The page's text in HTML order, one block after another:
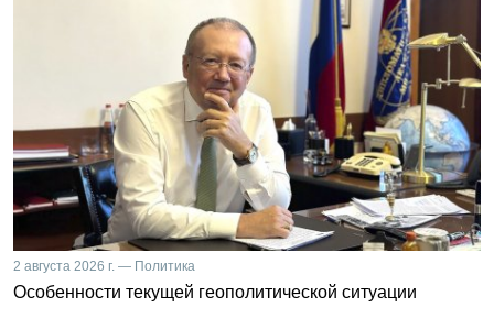
2 августа 2026 г. — Политика
Особенности текущей геополитической ситуации